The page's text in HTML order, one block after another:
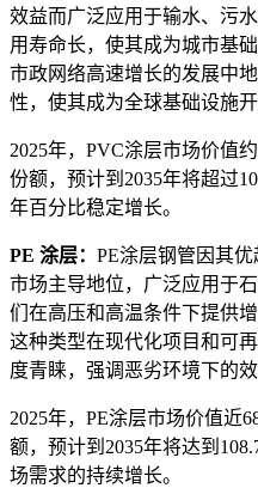
效益而广泛应用于输水、污
用寿命长，使其成为城市基
市政网络高速增长的发展中
性，使其成为全球基础设施开
2025年，PVC涂层市场价值
份额，预计到2035年将超过
年百分比稳定增长。
PE 涂层： PE涂层钢管因其
市场主导地位，广泛应用于
们在高压和高温条件下提供
这种类型在现代化项目和可
度青睐，强调恶劣环境下的效
2025年，PE涂层市场价值近
额，预计到2035年将达到
场需求的持续增长。